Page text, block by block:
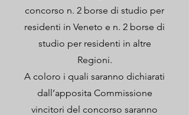
concorso n. 2 borse di studio per
residenti in Veneto e n. 2 borse di
studio per residenti in altre
Regioni.
A coloro i quali saranno dichiarati
dall’apposita Commissione
vincitori del concorso saranno